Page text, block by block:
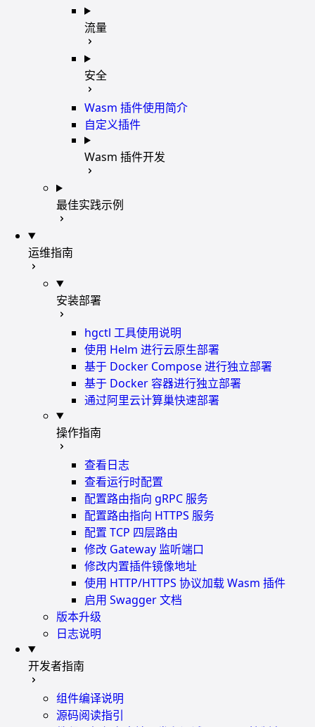
流量
安全
Wasm 插件使用简介
自定义插件
Wasm 插件开发
最佳实践示例
运维指南
安装部署
hgctl 工具使用说明
使用 Helm 进行云原生部署
基于 Docker Compose 进行独立部署
基于 Docker 容器进行独立部署
通过阿里云计算巢快速部署
操作指南
查看日志
查看运行时配置
配置路由指向 gRPC 服务
配置路由指向 HTTPS 服务
配置 TCP 四层路由
修改 Gateway 监听端口
修改内置插件镜像地址
使用 HTTP/HTTPS 协议加载 Wasm 插件
启用 Swagger 文档
版本升级
日志说明
开发者指南
组件编译说明
源码阅读指引